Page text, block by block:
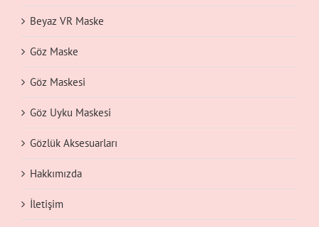
Beyaz VR Maske
Göz Maske
Göz Maskesi
Göz Uyku Maskesi
Gözlük Aksesuarları
Hakkımızda
İletişim